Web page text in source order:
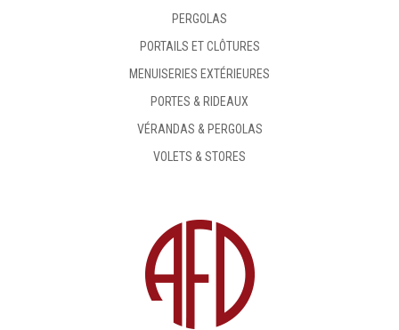
PERGOLAS
PORTAILS ET CLÔTURES
MENUISERIES EXTÉRIEURES
PORTES & RIDEAUX
VÉRANDAS & PERGOLAS
VOLETS & STORES